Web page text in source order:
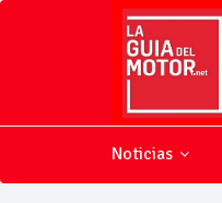
Noticias